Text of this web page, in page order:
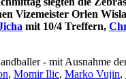
Vizemeister Orlen
mit 10/4 Treffern,
- mit Ausnahme
, Momir Ilic, Marko Vujin,